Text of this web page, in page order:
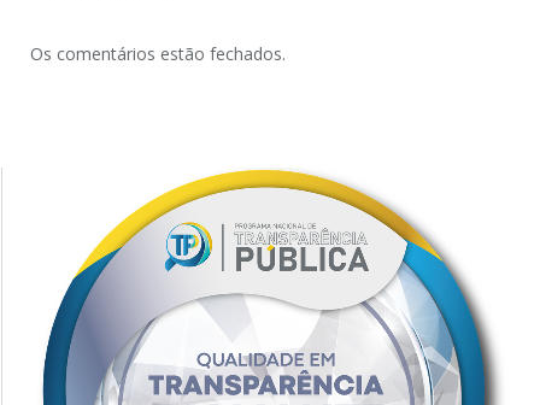
Os comentários estão fechados.